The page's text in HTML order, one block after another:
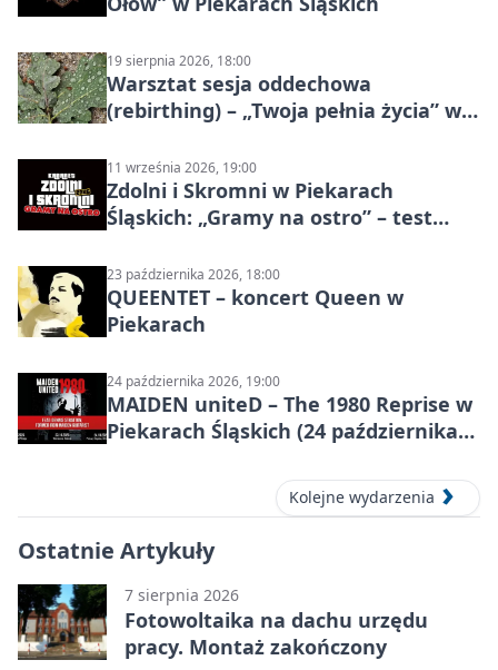
19 sierpnia 2026, 18:00
Warsztat sesja oddechowa
(rebirthing) – „Twoja pełnia życia” w
11 września 2026, 19:00
Zdolni i Skromni w Piekarach
Śląskich: „Gramy na ostro” – test
23 października 2026, 18:00
QUEENTET – koncert Queen w
Piekarach
24 października 2026, 19:00
MAIDEN uniteD – The 1980 Reprise w
Piekarach Śląskich (24 października
Kolejne wydarzenia
Ostatnie Artykuły
7 sierpnia 2026
Fotowoltaika na dachu urzędu
pracy. Montaż zakończony